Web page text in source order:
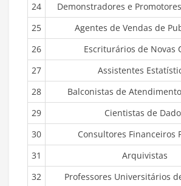
24
Demonstradores e
25
Agentes de Vendas de
26
Escriturários de Novas
27
Assistentes
28
Balconistas de
29
Cientistas de
30
Consultores Financeiros
31
Arquivistas
32
Professores Universitários